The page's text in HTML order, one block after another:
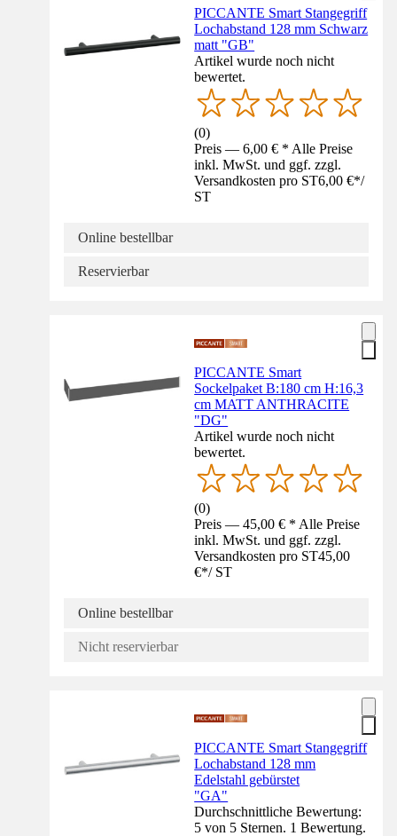
PICCANTE Smart Stangegriff
Lochabstand 128 mm Schwarz
matt "GB"
Artikel wurde noch nicht
bewertet.
(0)
Preis — 6,00 € * Alle Preise
inkl. MwSt. und ggf. zzgl.
Versandkosten pro ST6,00 €*/
ST
Online bestellbar
Reservierbar
PICCANTE Smart
Sockelpaket B:180 cm H:16,3
cm MATT ANTHRACITE
"DG"
Artikel wurde noch nicht
bewertet.
(0)
Preis — 45,00 € * Alle Preise
inkl. MwSt. und ggf. zzgl.
Versandkosten pro ST45,00
€*/ ST
Online bestellbar
Nicht reservierbar
PICCANTE Smart Stangegriff
Lochabstand 128 mm
Edelstahl gebürstet
"GA"
Durchschnittliche Bewertung:
5 von 5 Sternen. 1 Bewertung.